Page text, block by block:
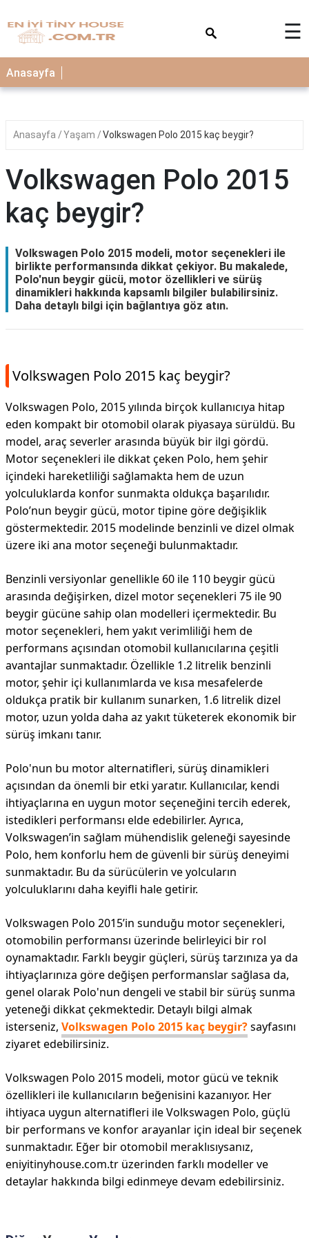
☰
Anasayfa
Anasayfa Yaşam Volkswagen Polo 2015 kaç beygir?
Volkswagen Polo 2015
kaç beygir?
Volkswagen Polo 2015 modeli, motor seçenekleri ile
birlikte performansında dikkat çekiyor. Bu makalede,
Polo'nun beygir gücü, motor özellikleri ve sürüş
dinamikleri hakkında kapsamlı bilgiler bulabilirsiniz.
Daha detaylı bilgi için bağlantıya göz atın.
Volkswagen Polo 2015 kaç beygir?
Volkswagen Polo, 2015 yılında birçok kullanıcıya hitap
eden kompakt bir otomobil olarak piyasaya sürüldü. Bu
model, araç severler arasında büyük bir ilgi gördü.
Motor seçenekleri ile dikkat çeken Polo, hem şehir
içindeki hareketliliği sağlamakta hem de uzun
yolculuklarda konfor sunmakta oldukça başarılıdır.
Polo’nun beygir gücü, motor tipine göre değişiklik
göstermektedir. 2015 modelinde benzinli ve dizel olmak
üzere iki ana motor seçeneği bulunmaktadır.
Benzinli versiyonlar genellikle 60 ile 110 beygir gücü
arasında değişirken, dizel motor seçenekleri 75 ile 90
beygir gücüne sahip olan modelleri içermektedir. Bu
motor seçenekleri, hem yakıt verimliliği hem de
performans açısından otomobil kullanıcılarına çeşitli
avantajlar sunmaktadır. Özellikle 1.2 litrelik benzinli
motor, şehir içi kullanımlarda ve kısa mesafelerde
oldukça pratik bir kullanım sunarken, 1.6 litrelik dizel
motor, uzun yolda daha az yakıt tüketerek ekonomik bir
sürüş imkanı tanır.
Polo'nun bu motor alternatifleri, sürüş dinamikleri
açısından da önemli bir etki yaratır. Kullanıcılar, kendi
ihtiyaçlarına en uygun motor seçeneğini tercih ederek,
istedikleri performansı elde edebilirler. Ayrıca,
Volkswagen’in sağlam mühendislik geleneği sayesinde
Polo, hem konforlu hem de güvenli bir sürüş deneyimi
sunmaktadır. Bu da sürücülerin ve yolcuların
yolculuklarını daha keyifli hale getirir.
Volkswagen Polo 2015’in sunduğu motor seçenekleri,
otomobilin performansı üzerinde belirleyici bir rol
oynamaktadır. Farklı beygir güçleri, sürüş tarzınıza ya da
ihtiyaçlarınıza göre değişen performanslar sağlasa da,
genel olarak Polo'nun dengeli ve stabil bir sürüş sunma
yeteneği dikkat çekmektedir. Detaylı bilgi almak
isterseniz, Volkswagen Polo 2015 kaç beygir?sayfasını
ziyaret edebilirsiniz.
Volkswagen Polo 2015 modeli, motor gücü ve teknik
özellikleri ile kullanıcıların beğenisini kazanıyor. Her
ihtiyaca uygun alternatifleri ile Volkswagen Polo, güçlü
bir performans ve konfor arayanlar için ideal bir seçenek
sunmaktadır. Eğer bir otomobil meraklısıysanız,
eniyitinyhouse.com.tr üzerinden farklı modeller ve
detaylar hakkında bilgi edinmeye devam edebilirsiniz.